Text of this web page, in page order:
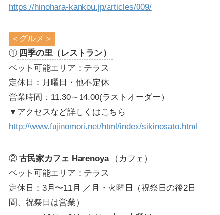
https://hinohara-kankou.jp/articles/009/
＜グルメ＞
① 四季の里（レストラン）
ペット可能エリア：テラス
定休日：月曜日・他不定休
営業時間：11:30～14:00(ラストオーダー）
▼アクセスなど詳しくはこちら
http://www.fujinomori.net/html/index/sikinosato.html
② 古民家カフェ Harenoya
（カフェ）
ペット可能エリア：テラス
定休日：3月〜11月 ／月・火曜日（祝祭日の後2日
間、祝祭日は営業）